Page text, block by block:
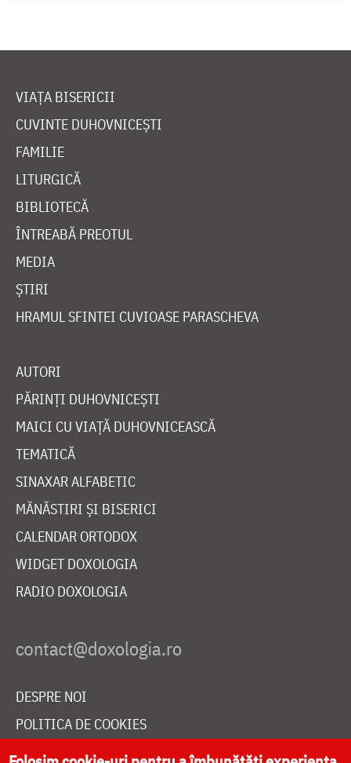
VIAȚA BISERICII
CUVINTE DUHOVNICEȘTI
FAMILIE
LITURGICĂ
BIBLIOTECĂ
ÎNTREABĂ PREOTUL
MEDIA
ȘTIRI
HRAMUL SFINTEI CUVIOASE PARASCHEVA
AUTORI
PĂRINȚI DUHOVNICEȘTI
MAICI CU VIAȚĂ DUHOVNICEASCĂ
TEMATICĂ
SINAXAR ALFABETIC
MĂNĂSTIRI ȘI BISERICI
CALENDAR ORTODOX
WIDGET DOXOLOGIA
RADIO DOXOLOGIA
DESPRE NOI
POLITICA DE COOKIES
DONEAZĂ ONLINE PENTRU CATEDRALA NAȚIONALĂ